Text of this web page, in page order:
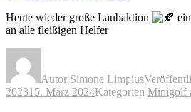
Heute wieder große Laubaktion
an alle fleißigen Helfer
Autor Simone Limpius
202315. März 2024Kategorien Minigolf